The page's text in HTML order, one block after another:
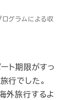
グラムによる収
ト期限がすっ
行でした。
外旅行するよ